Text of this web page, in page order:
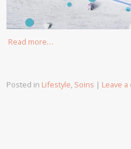
Read more…
Posted in Lifestyle, Soins | Leave